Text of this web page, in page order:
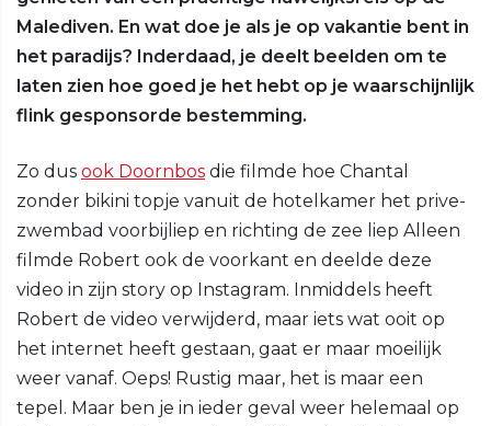
Malediven. En wat doe je als je op vakantie bent in
het paradijs? Inderdaad, je deelt beelden om te
laten zien hoe goed je het hebt op je waarschijnlijk
flink gesponsorde bestemming.
Zo dus ook Doornbos die filmde hoe Chantal
zonder bikini topje vanuit de hotelkamer het prive-
zwembad voorbijliep en richting de zee liep Alleen
filmde Robert ook de voorkant en deelde deze
video in zijn story op Instagram. Inmiddels heeft
Robert de video verwijderd, maar iets wat ooit op
het internet heeft gestaan, gaat er maar moeilijk
weer vanaf. Oeps! Rustig maar, het is maar een
tepel. Maar ben je in ieder geval weer helemaal op